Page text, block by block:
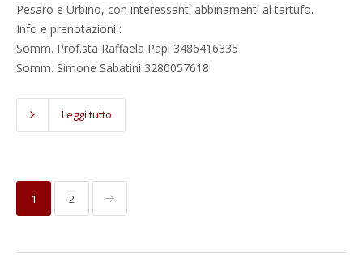
Pesaro e Urbino, con interessanti abbinamenti al tartufo.
Info e prenotazioni :
Somm. Prof.sta Raffaela Papi 3486416335
Somm. Simone Sabatini 3280057618
Leggi tutto
1 2